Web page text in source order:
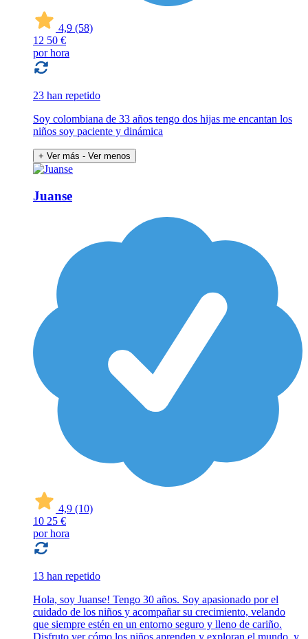
4,9 (58)
12 50 €
por hora
23 han repetido
Soy colombiana de 33 años tengo dos hijas me encantan los
niños soy paciente y dinámica
+ Ver más - Ver menos
Juanse
4,9 (10)
10 25 €
por hora
13 han repetido
Hola, soy Juanse! Tengo 30 años. Soy apasionado por el
cuidado de los niños y acompañar su crecimiento, velando
que siempre estén en un entorno seguro y lleno de cariño.
Disfruto ver cómo los niños aprenden y exploran el mundo, y